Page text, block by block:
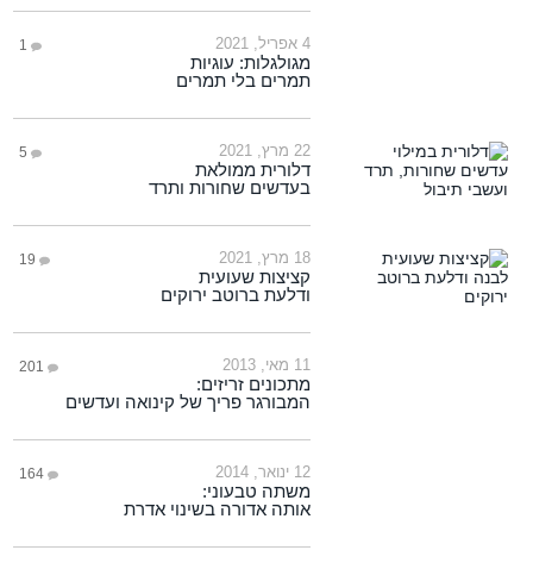
4 אפריל, 2021 1
מגולגלות: עוגיות
תמרים בלי תמרים
22 מרץ, 2021 5
דלורית ממולאת
בעדשים שחורות ותרד
18 מרץ, 2021 19
קציצות שעועית
ודלעת ברוטב ירוקים
11 מאי, 2013 201
מתכונים זריזים:
המבורגר פריך של קינואה ועדשים
12 ינואר, 2014 164
משתה טבעוני:
אותה אדורה בשינוי אדרת